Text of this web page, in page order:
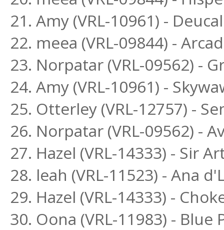
21. Amy (VRL-10961) -
22. meea (VRL-09844) -
23. Norpatar (VRL-09562) -
24. Amy (VRL-10961) -
25. Otterley (VRL-12757) -
26. Norpatar (VRL-09562) -
27. Hazel (VRL-14333) - Sir
28. leah (VRL-11523) - Ana
29. Hazel (VRL-14333) -
30. Oona (VRL-11983) -